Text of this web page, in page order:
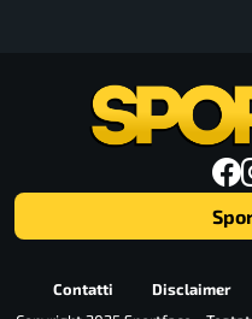
Contatti Disclaimer